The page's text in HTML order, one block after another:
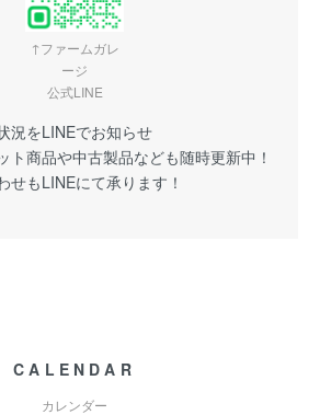
↑ファームガレ
ージ
公式LINE
況をLINEでお知らせ
ト商品や中古製品なども随時更新中！
せもLINEにて承ります！
CALENDAR
カレンダー